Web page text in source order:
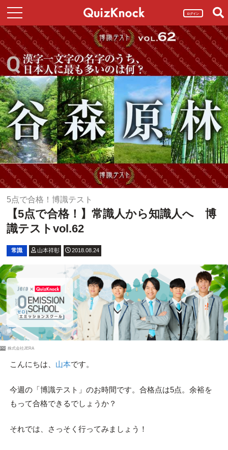
ログイン
5点で合格！博識テスト
【5点で合格！】常識人から知識人へ 博
識テストvol.62
常識 山本祥彰 2018.08.24
PR 株式会社JERA
こんにちは、 山本です。
今週の「博識テスト」のお時間です。合格点は5点。余裕を
もって合格できるでしょうか？
それでは、さっそく行ってみましょう！